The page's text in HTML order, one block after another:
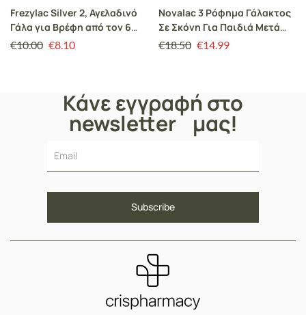
Frezylac Silver 2, Αγελαδινό
Γάλα για Βρέφη από τον 6
έως τον 12 μήνα 400gr
€10.00 €8.10
Novalac 3 Ρόφημα Γάλακτος
Σε Σκόνη Για Παιδιά Μετά
τον 1o Χρόνο 400gr
€18.50 €14.99
Κάνε εγγραφή στο
newsletter μας!